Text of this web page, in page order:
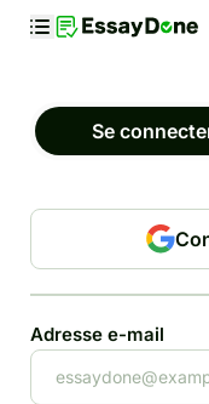
Se
Adresse e-mail